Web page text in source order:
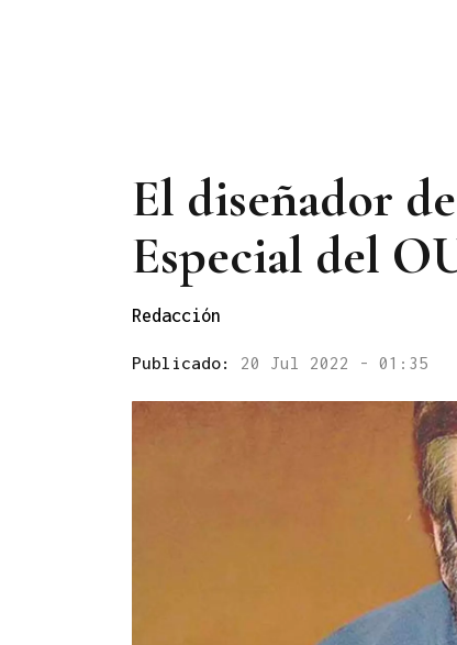
El diseñador
Especial del
Redacción
Publicado: 20 Jul 2022 - 01:35